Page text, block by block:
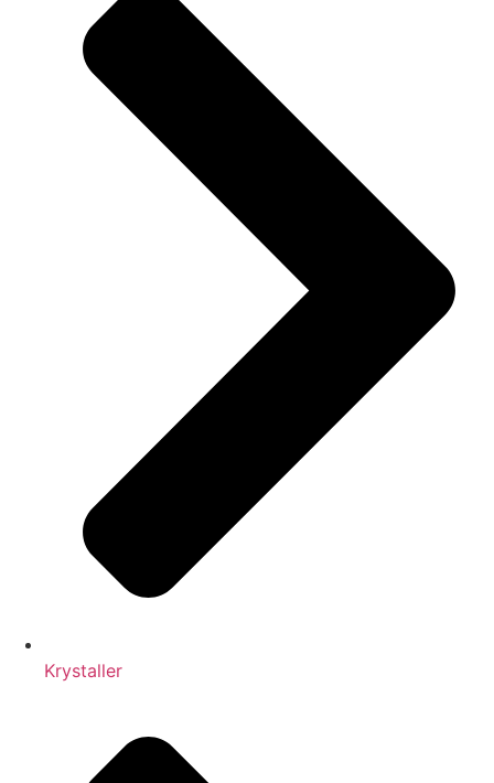
Krystaller